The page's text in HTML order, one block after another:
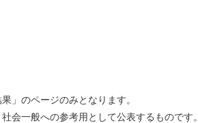
のページのみとなります。
会一般への参考用として公表するものです。